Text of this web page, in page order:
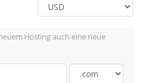
Hosting auch eine neue